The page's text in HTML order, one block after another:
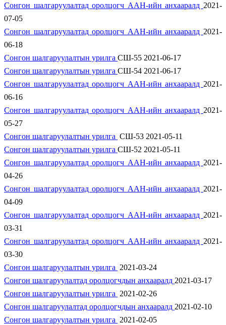
Сонгон шалгаруулалтад оролцогч ААН-ийн анхааралд 2021-
07-05
Сонгон шалгаруулалтад оролцогч ААН-ийн анхааралд 2021-
06-18
Сонгон шалгаруулалтын урилга СШ-55 2021-06-17
Сонгон шалгаруулалтын урилга СШ-54 2021-06-17
Сонгон шалгаруулалтад оролцогч ААН-ийн анхааралд 2021-
06-16
Сонгон шалгаруулалтад оролцогч ААН-ийн анхааралд 2021-
05-27
Сонгон шалгаруулалтын урилга СШ-53 2021-05-11
Сонгон шалгаруулалтын урилга СШ-52 2021-05-11
Сонгон шалгаруулалтад оролцогч ААН-ийн анхааралд 2021-
04-26
Сонгон шалгаруулалтад оролцогч ААН-ийн анхааралд 2021-
04-09
Сонгон шалгаруулалтад оролцогч ААН-ийн анхааралд 2021-
03-31
Сонгон шалгаруулалтад оролцогч ААН-ийн анхааралд 2021-
03-30
Сонгон шалгаруулалтын урилга 2021-03-24
Сонгон шалгаруулалтад оролцогчдын анхааралд 2021-03-17
Сонгон шалгаруулалтын урилга 2021-02-26
Сонгон шалгаруулалтад оролцогчдын анхааралд 2021-02-10
Сонгон шалгаруулалтын урилга 2021-02-05